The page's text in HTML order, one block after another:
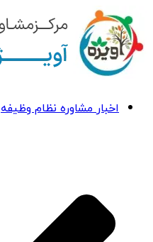
اخبار مشاوره نظام وظیفه